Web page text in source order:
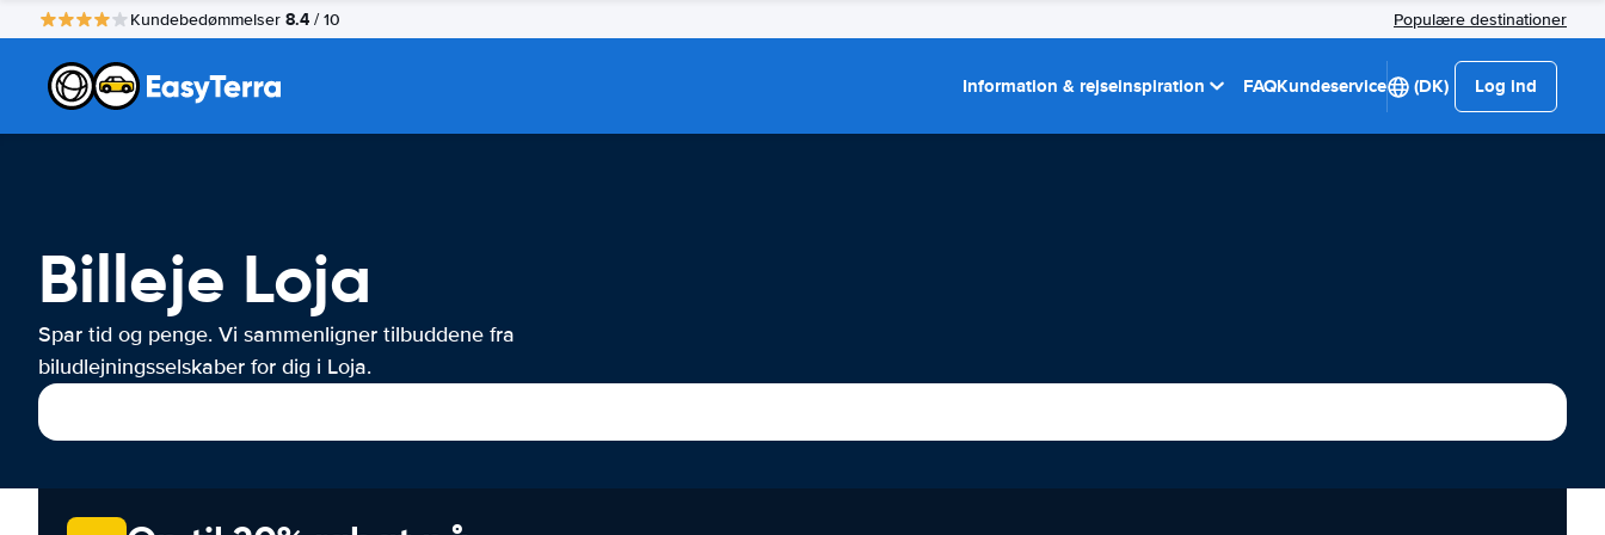
Kundebedømmelser 8.4 / 10 Populære destinationer
Information & rejseinspiration FAQKundeservice (DK) Log ind
Billeje Loja
Spar tid og penge. Vi sammenligner tilbuddene fra
biludlejningsselskaber for dig i Loja.